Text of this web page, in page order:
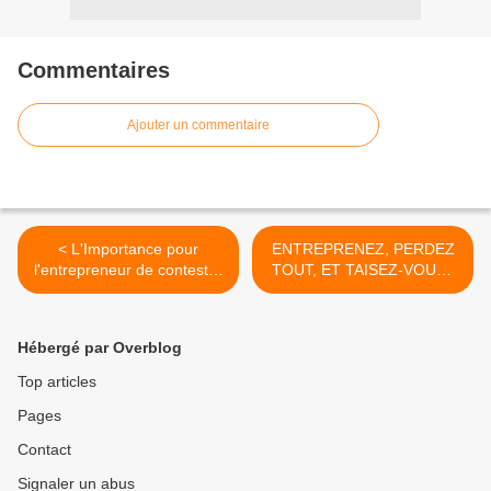
Commentaires
Ajouter un commentaire
< L'Importance pour
l'entrepreneur de contester
la Date de Cessation des
ENTREPRENEZ, PERDEZ
TOUT, ET TAISEZ-VOUS !
>
Hébergé par Overblog
Top articles
Pages
Contact
Signaler un abus